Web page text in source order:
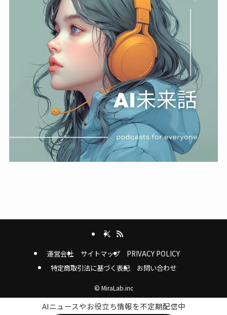
AIニュースやお役立ち情報を不定期配信中
運営会社 サイトマップ
PRIVACY POLICY
特定商取引法に基づく表記
お問い合わせ
© MiraLab.inc